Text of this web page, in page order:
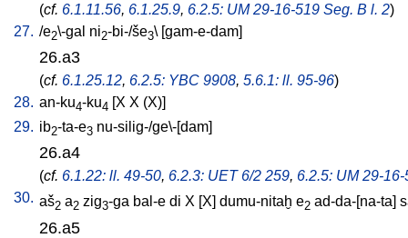
(cf. 6.1.11.56, 6.1.25.9, 6.2.5: UM 29-16-519 Seg. B l. 2)
27. /e2\-gal ni2-bi-/še3\ [gam-e-dam]
26.a3
(cf. 6.1.25.12, 6.2.5: YBC 9908, 5.6.1: ll. 95-96)
28. an-ku4-ku4 [X X (X)]
29. ib2-ta-e3 nu-silig-/ge\-[dam]
26.a4
(cf. 6.1.22: ll. 49-50, 6.2.3: UET 6/2 259, 6.2.5: UM 29-
30. aš2 a2 zig3-ga bal-e di X [X] dumu-nitaḫ e2 ad-da-[na-ta]
26.a5